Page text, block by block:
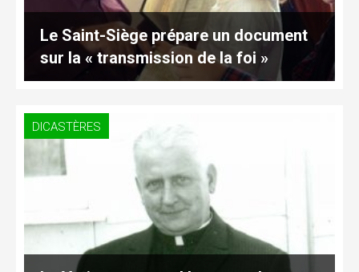
Le Saint-Siège prépare un document
sur la « transmission de la foi »
DICASTÈRES